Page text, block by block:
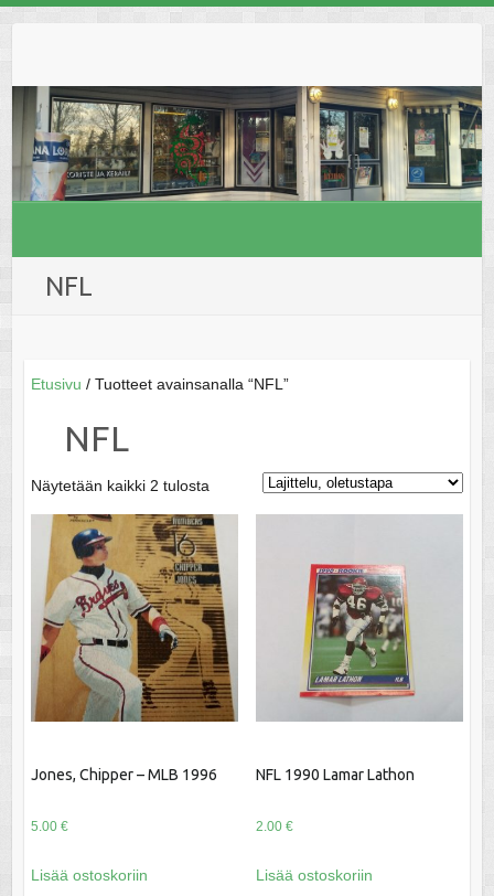
NFL
Etusivu / Tuotteet avainsanalla “NFL”
NFL
Näytetään kaikki 2 tulosta
Jones, Chipper – MLB 1996
5.00 €
Lisää ostoskoriin
NFL 1990 Lamar Lathon
2.00 €
Lisää ostoskoriin